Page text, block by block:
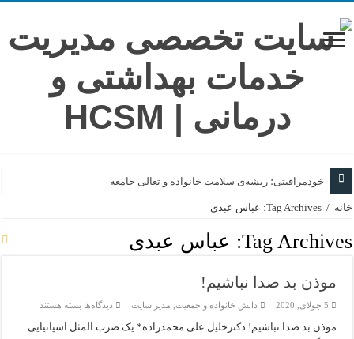
خودمراقبتی؛ ریشه‌ی سلامت خانواده و تعالی جامعه
سفری از فتوا تا زندگی؛ روایت گام‌های بلند
هنر پیروزی در گام‌های خرد
در خاکسپاریِ یک کوه
خانه / Tag Archives: عباس عبدی
Tag Archives: عباس عبدی
موذن بد صدا نباشیم!
5 جولای, 2020 دانش خانواده و جمعیت مدیر سایت دیدگاه‌ها برای
بد
صدا
بسته هستند
موذن بد صدا نباشیم! دکترخلیل علی محمدزاده* یک ضرب المثل اسپانیایی